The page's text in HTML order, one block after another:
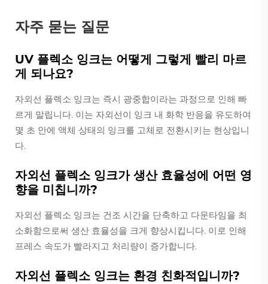
자주 묻는 질문
UV 플렉소 잉크는 어떻게 그렇게 빨리 마르
게 되나요?
자외선 플렉소 잉크는 즉시 광중합이라는 과정으로 인해 빠
르게 말립니다. 이는 자외선이 잉크 내 화학 반응을 유도하여
몇 초 안에 액체 상태의 잉크를 고체로 전환시키는 현상입니
다.
자외선 플렉소 잉크가 생산 효율성에 어떤 영
향을 미칩니까?
자외선 플렉소 잉크는 건조 시간을 단축하고 다운타임을 최
소화함으로써 생산 효율성을 크게 향상시킵니다. 이로 인해
프레스 속도가 빨라지고 처리량이 증가합니다.
자외선 플렉소 잉크는 환경 친화적입니까?